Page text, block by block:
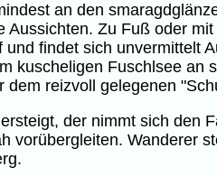
an den
Aussichten. Zu Fuß oder
findet sich unvermittelt
kuscheligen Fuschlsee
dem reizvoll gelegenen
der nimmt sich den
vorübergleiten. Wanderer